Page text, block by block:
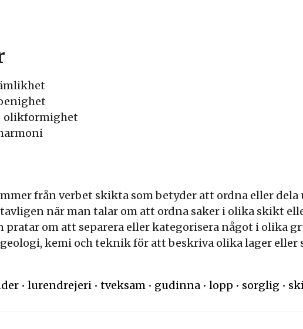
från verbet skikta som betyder att ordna eller
när man talar om att ordna saker i olika skikt
pratar om att separera eller kategorisera något i olika
kemi och teknik för att beskriva olika lager
• lurendrejeri • tveksam • gudinna • lopp • sorglig •